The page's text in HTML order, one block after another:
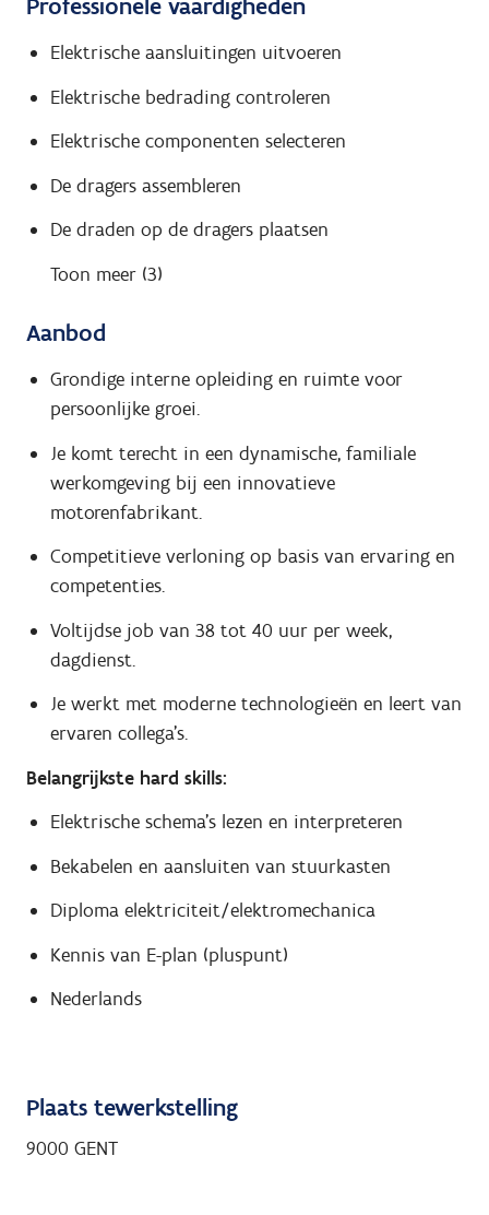
Elektrische aansluitingen uitvoeren
Elektrische bedrading controleren
Elektrische componenten selecteren
De dragers assembleren
De draden op de dragers plaatsen
Toon meer (3)
Aanbod
Grondige interne opleiding en ruimte voor
persoonlijke groei.
Je komt terecht in een dynamische, familiale
werkomgeving bij een innovatieve
motorenfabrikant.
Competitieve verloning op basis van ervaring en
competenties.
Voltijdse job van 38 tot 40 uur per week,
dagdienst.
Je werkt met moderne technologieën en leert van
ervaren collega’s.
Belangrijkste hard skills:
Elektrische schema’s lezen en interpreteren
Bekabelen en aansluiten van stuurkasten
Diploma elektriciteit/elektromechanica
Kennis van E-plan (pluspunt)
Nederlands
Plaats tewerkstelling
9000 GENT